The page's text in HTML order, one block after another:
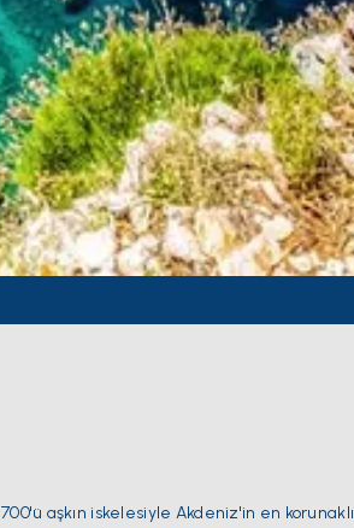
700'ü aşkın iskelesiyle Akdeniz'in en korunaklı